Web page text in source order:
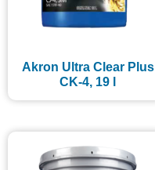
Akron Ultra Clear Plus
CK-4, 19 l